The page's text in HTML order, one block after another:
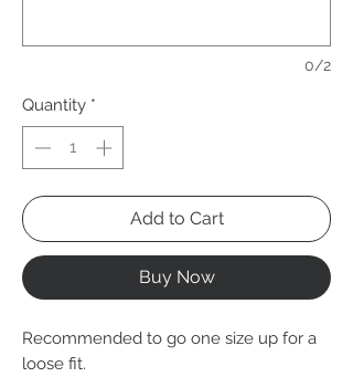
0/2
Quantity *
Add to Cart
Buy Now
Recommended to go one size up for a
loose fit.